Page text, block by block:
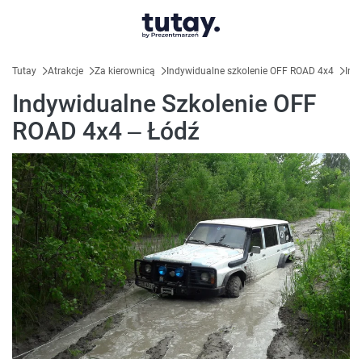
Tutay Atrakcje Za kierownicą Indywidualne szkolenie OFF ROAD 4x4
Indywidualne Szkolenie OFF
ROAD 4x4 – Łódź